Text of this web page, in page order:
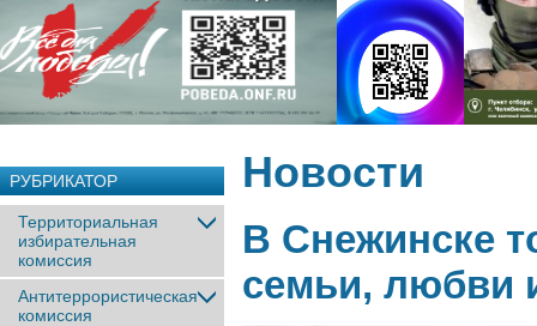
РУБРИКАТОР
Территориальная
избирательная
комиссия
Антитеррористическая
комиссия
Новости
В Снежинске
семьи, любви